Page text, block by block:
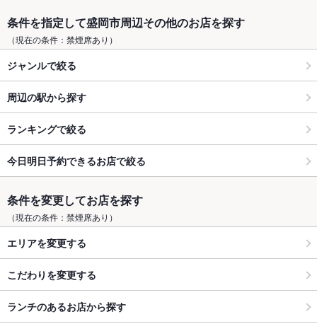
条件を指定して盛岡市周辺その他のお店を探す
（現在の条件：禁煙席あり）
ジャンルで絞る
周辺の駅から探す
ランキングで絞る
今日明日予約できるお店で絞る
条件を変更してお店を探す
（現在の条件：禁煙席あり）
エリアを変更する
こだわりを変更する
ランチのあるお店から探す